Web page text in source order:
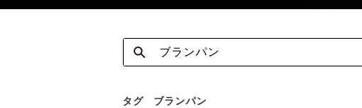
タグ ブランパン